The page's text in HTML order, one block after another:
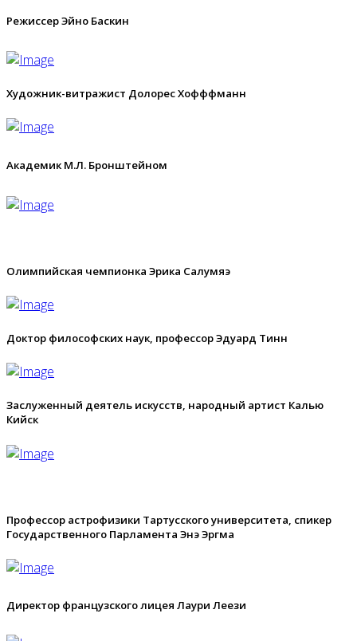
Режиссер Эйно Баскин
Художник-витражист Долорес Хофффманн
Академик М.Л. Бронштейном
Олимпийская чемпионка Эрика Салумяэ
Доктор философских наук, профессор Эдуард Тинн
Заслуженный деятель искусств, народный артист Калью
Кийск
Профессор астрофизики Тартусского университета, спикер
Государственного Парламента Энэ Эргма
Директор французского лицея Лаури Леези